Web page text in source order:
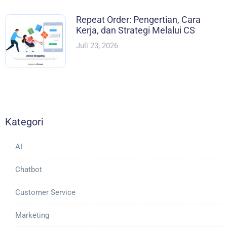
Repeat Order: Pengertian, Cara
Kerja, dan Strategi Melalui CS
Juli 23, 2026
Kategori
AI
Chatbot
Customer Service
Marketing